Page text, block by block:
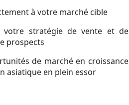
à votre marché cible
votre stratégie de vente et de
prospects
de marché en croissance
asiatique en plein essor